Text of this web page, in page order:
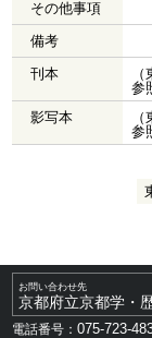
その他事項
備考
刊本
参
影写本
参
お問い合わせ先
京都府立京都学・
電話番号：075-723-